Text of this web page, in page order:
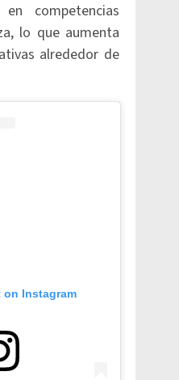
competencias
lo que aumenta
alrededor de
Instagram